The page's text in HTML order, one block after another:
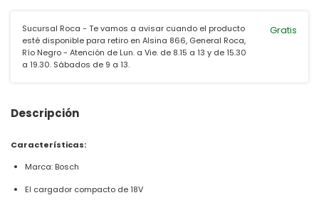
Sucursal Roca - Te vamos a avisar cuando el producto
esté disponible para retiro en Alsina 866, General Roca,
Río Negro - Atención de Lun. a Vie. de 8.15 a 13 y de 15.30
a 19.30. Sábados de 9 a 13.
Gratis
Descripción
Características:
Marca: Bosch
El cargador compacto de 18V